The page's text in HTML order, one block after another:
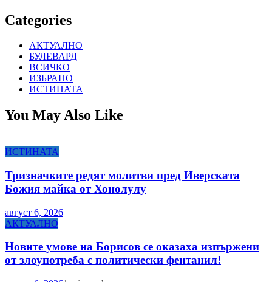
Categories
АКТУАЛНО
БУЛЕВАРД
ВСИЧКО
ИЗБРАНО
ИСТИНАТА
You May Also Like
ИСТИНАТА
Тризначките редят молитви пред Иверската
Божия майка от Хонолулу
август 6, 2026
АКТУАЛНО
Новите умове на Борисов се оказаха изпържени
от злоупотреба с политически фентанил!